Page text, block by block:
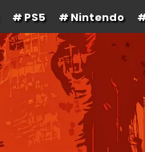
PS5 Nintendo